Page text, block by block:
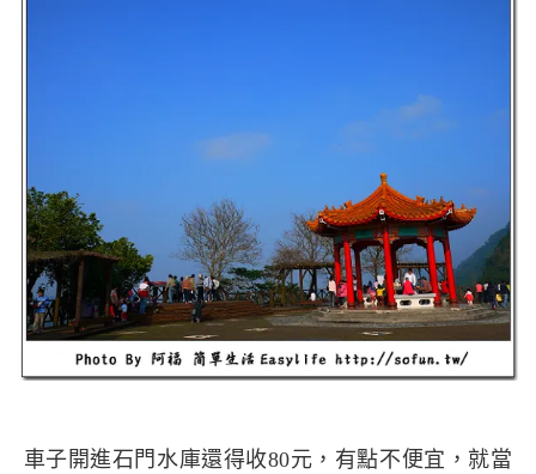
車子開進石門水庫還得收80元，有點不便宜，就當